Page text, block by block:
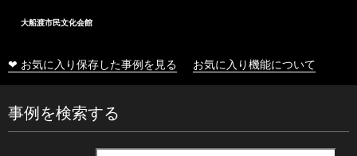
大船渡市民文化会館
❤ お気に入り保存した事例を見る お気に入り機能について
事例を検索する